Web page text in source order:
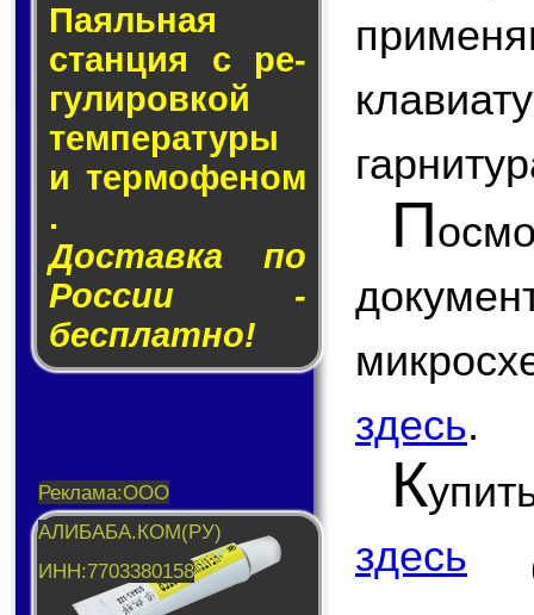
Паяльная
стан­ция с ре­
гу­ли­ров­кой
тем­пе­ра­ту­ры
и тер­мо­фе­ном
.
Доставка по
России -
бесплатно!
П
здесь.
К
здесь